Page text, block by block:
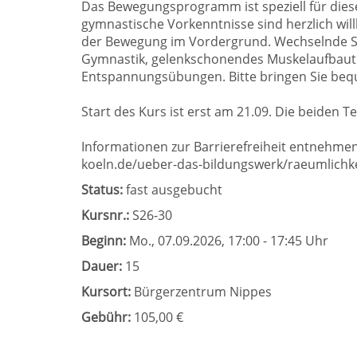
Das Bewegungsprogramm ist speziell für
gymnastische Vorkenntnisse sind herzlich
der Bewegung im Vordergrund.
Gymnastik, gelenkschonendes
Entspannungsübungen. Bitte bringen Sie
Start des Kurs ist erst am 21.09. Die beiden
Informationen zur Barrierefreiheit
koeln.de/ueber-das-bildungswerk/
Status:fast ausgebucht
Kursnr.:S26-30
Beginn: Mo., 07.09.2026, 17:00 - 17:45 Uhr
Dauer: 15
Kursort: Bürgerzentrum Nippes
Gebühr: 105,00 €